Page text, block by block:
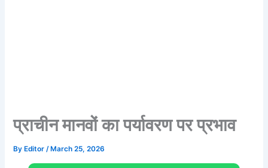
प्राचीन मानवों का पर्यावरण पर प्रभाव
By Editor/ March 25, 2026